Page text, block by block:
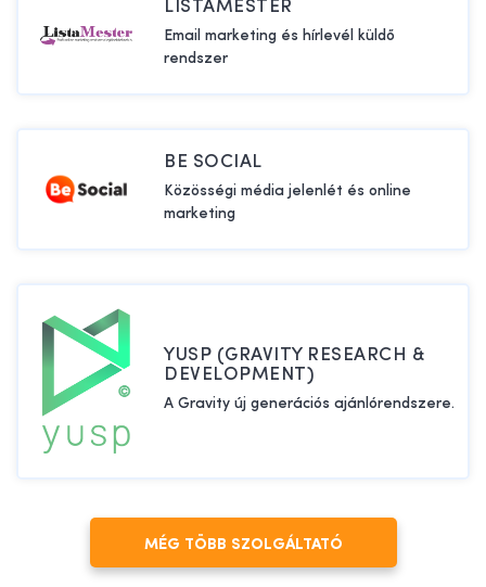
LISTAMESTER
Email marketing és hírlevél küldő
rendszer
BE SOCIAL
Közösségi média jelenlét és online
marketing
YUSP (GRAVITY RESEARCH &
DEVELOPMENT)
A Gravity új generációs ajánlórendszere.
MÉG TÖBB SZOLGÁLTATÓ